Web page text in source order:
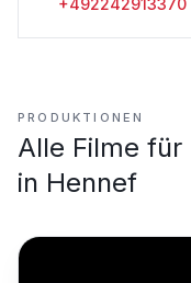
+492242913370
PRODUKTIONEN
Alle Filme für
in Hennef